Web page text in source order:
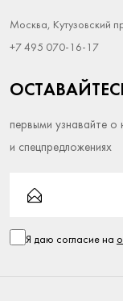
Москва, Кутузовский
+7 495 070-16-17
первыми узнавайте о
и спецпредложениях
Я даю согласие на